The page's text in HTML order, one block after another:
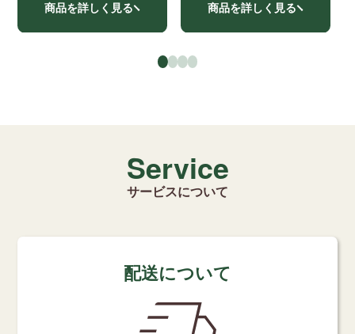
商品を詳しく見る 商品を詳しく見る
● ● ● ●
Service
サービスについて
配送について